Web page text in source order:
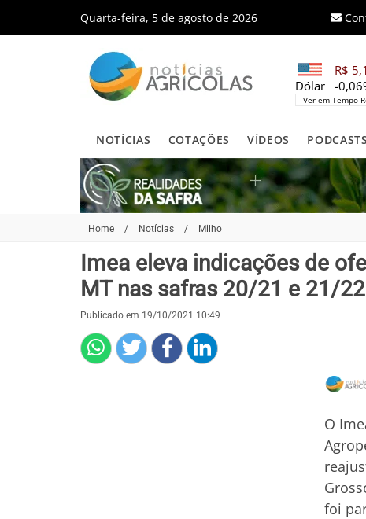
Quarta-feira, 5 de agosto de 2026
R$
-
Dólar
Ver em Tempo
NOTÍCIAS COTAÇÕES VÍDEOS PODCASTS
Home / Notícias / Milho
Imea eleva indicações de
MT nas safras 20/21 e 21/22
Publicado em 19/10/2021 10:49
O
foi